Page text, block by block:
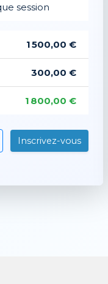
session
1 500,00 €
300,00 €
1 800,00 €
Inscrivez-vous